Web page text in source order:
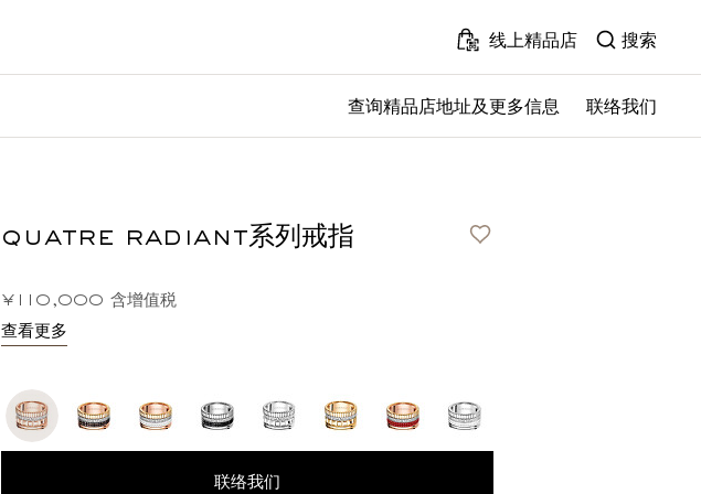
线上精品店 搜索
查询精品店地址及更多信息 联络我们
quatre radiant系列戒指
¥110,000 含增值税
查看更多
联络我们